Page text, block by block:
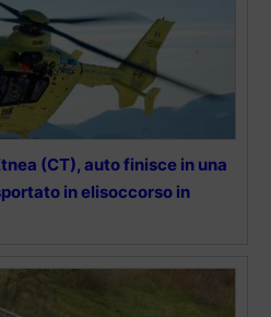
(CT), auto finisce in una
in elisoccorso in